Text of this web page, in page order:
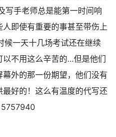
写手老师总是能第一时间响
即使有重要的事甚至带伤上
候一天十几场考试还在继续
以不用这么辛苦的…但是他们
外的那一份期望，他们没有
好的！这么有温度的代写还
5757940